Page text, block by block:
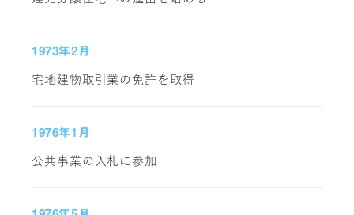
1973年2月
宅地建物取引業の免許を取得
1976年1月
公共事業の入札に参加